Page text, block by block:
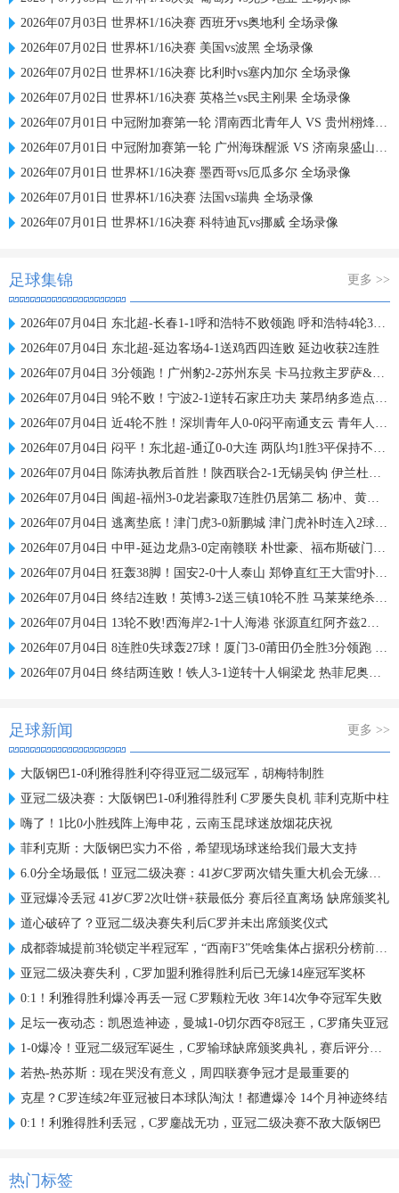
2026年07月03日 世界杯1/16决赛 西班牙vs奥地利 全场录像
2026年07月02日 世界杯1/16决赛 美国vs波黑 全场录像
2026年07月02日 世界杯1/16决赛 比利时vs塞内加尔 全场录像
2026年07月02日 世界杯1/16决赛 英格兰vs民主刚果 全场录像
2026年07月01日 中冠附加赛第一轮 渭南西北青年人 VS 贵州栩烽棠 全场录像
2026年07月01日 中冠附加赛第一轮 广州海珠醒派 VS 济南泉盛山大 全场录像
2026年07月01日 世界杯1/16决赛 墨西哥vs厄瓜多尔 全场录像
2026年07月01日 世界杯1/16决赛 法国vs瑞典 全场录像
2026年07月01日 世界杯1/16决赛 科特迪瓦vs挪威 全场录像
足球集锦 更多 >>
2026年07月04日 东北超-长春1-1呼和浩特不败领跑 呼和浩特4轮3平1负仍不胜
2026年07月04日 东北超-延边客场4-1送鸡西四连败 延边收获2连胜
2026年07月04日 3分领跑！广州豹2-2苏州东吴 卡马拉救主罗萨&埃斯特雷拉世界波
2026年07月04日 9轮不败！宁波2-1逆转石家庄功夫 莱昂纳多造点+点射刘洋制胜
2026年07月04日 近4轮不胜！深圳青年人0-0闷平南通支云 青年人仍中甲第2支云第3
2026年07月04日 闷平！东北超-通辽0-0大连 两队均1胜3平保持不败 大连遭三连平
2026年07月04日 陈涛执教后首胜！陕西联合2-1无锡吴钩 伊兰杜斯特双响+绝杀
2026年07月04日 闽超-福州3-0龙岩豪取7连胜仍居第二 杨冲、黄伟杰、李宇豪破门
2026年07月04日 逃离垫底！津门虎3-0新鹏城 津门虎补时连入2球 积分平三镇升第15
2026年07月04日 中甲-延边龙鼎3-0定南赣联 朴世豪、福布斯破门乔瓦尼造点+点射
2026年07月04日 狂轰38脚！国安2-0十人泰山 郑铮直红王大雷9扑救塞鸟+林良铭破门
2026年07月04日 终结2连败！英博3-2送三镇10轮不胜 马莱莱绝杀 卡迪斯传射难救主
2026年07月04日 13轮不败!西海岸2-1十人海港 张源直红阿齐兹2助攻VAR吹掉双方4球
2026年07月04日 8连胜0失球轰27球！厦门3-0莆田仍全胜3分领跑 刘鑫岳超级世界波
2026年07月04日 终结两连败！铁人3-1逆转十人铜梁龙 热菲尼奥双响恩加德乌染红
足球新闻 更多 >>
大阪钢巴1-0利雅得胜利夺得亚冠二级冠军，胡梅特制胜
亚冠二级决赛：大阪钢巴1-0利雅得胜利 C罗屡失良机 菲利克斯中柱
嗨了！1比0小胜残阵上海申花，云南玉昆球迷放烟花庆祝
菲利克斯：大阪钢巴实力不俗，希望现场球迷给我们最大支持
6.0分全场最低！亚冠二级决赛：41岁C罗两次错失重大机会无缘首冠
亚冠爆冷丢冠 41岁C罗2次吐饼+获最低分 赛后径直离场 缺席颁奖礼
道心破碎了？亚冠二级决赛失利后C罗并未出席颁奖仪式
成都蓉城提前3轮锁定半程冠军，“西南F3”凭啥集体占据积分榜前三？
亚冠二级决赛失利，C罗加盟利雅得胜利后已无缘14座冠军奖杯
0:1！利雅得胜利爆冷再丢一冠 C罗颗粒无收 3年14次争夺冠军失败
足坛一夜动态：凯恩造神迹，曼城1-0切尔西夺8冠王，C罗痛失亚冠
1-0爆冷！亚冠二级冠军诞生，C罗输球缺席颁奖典礼，赛后评分出炉
若热-热苏斯：现在哭没有意义，周四联赛争冠才是最重要的
克星？C罗连续2年亚冠被日本球队淘汰！都遭爆冷 14个月神迹终结
0:1！利雅得胜利丢冠，C罗鏖战无功，亚冠二级决赛不敌大阪钢巴
热门标签